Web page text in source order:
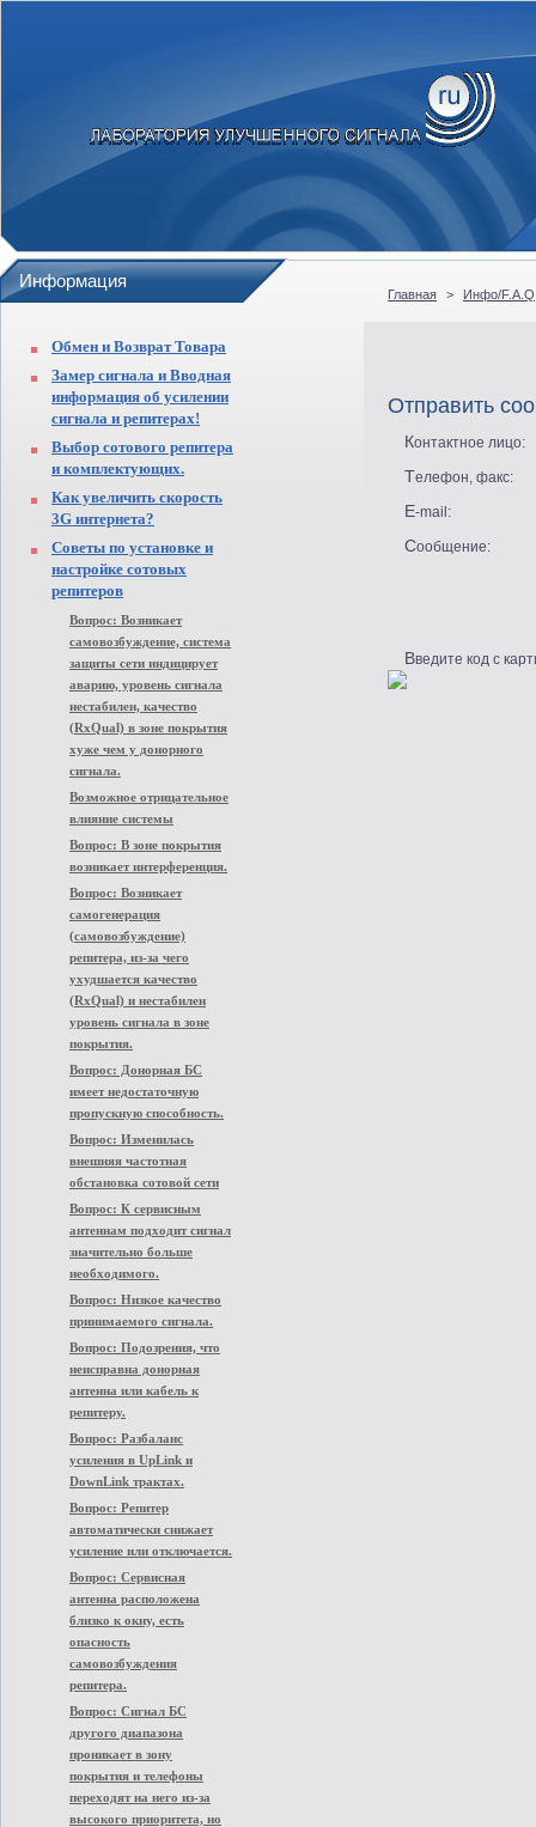
Информация
Обмен и Возврат Товара
Замер сигнала и Вводная
информация об усилении
сигнала и репитерах!
Выбор сотового репитера
и комплектующих.
Как увеличить скорость
3G интернета?
Советы по установке и
настройке сотовых
репитеров
Вопрос: Возникает
самовозбуждение, система
защиты сети индицирует
аварию, уровень сигнала
нестабилен, качество
(RxQual) в зоне покрытия
хуже чем у донорного
сигнала.
Возможное отрицательное
влияние системы
Вопрос: В зоне покрытия
возникает интерференция.
Вопрос: Возникает
самогенерация
(самовозбуждение)
репитера, из-за чего
ухудшается качество
(RxQual) и нестабилен
уровень сигнала в зоне
покрытия.
Вопрос: Донорная БС
имеет недостаточную
пропускную способность.
Вопрос: Изменилась
внешняя частотная
обстановка сотовой сети
Вопрос: К сервисным
антеннам подходит сигнал
значительно больше
необходимого.
Вопрос: Низкое качество
принимаемого сигнала.
Вопрос: Подозрения, что
неисправна донорная
антенна или кабель к
репитеру.
Вопрос: Разбаланс
усиления в UpLink и
DownLink трактах.
Вопрос: Репитер
автоматически снижает
усиление или отключается.
Вопрос: Сервисная
антенна расположена
близко к окну, есть
опасность
самовозбуждения
репитера.
Вопрос: Сигнал БС
другого диапазона
проникает в зону
покрытия и телефоны
переходят на него из-за
высокого приоритета, но
Главная > Инфо/F.A.Q
Отправить
Контактное лицо:
Телефон, факс:
E-mail:
Сообщение:
Введите код с